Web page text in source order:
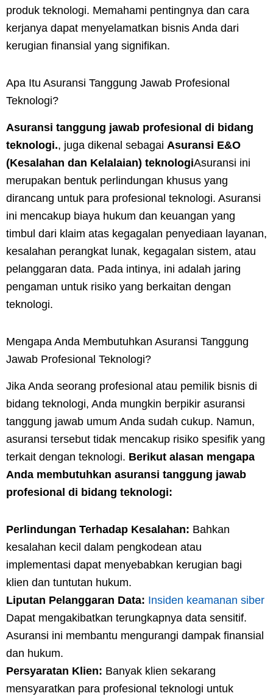
produk teknologi. Memahami pentingnya dan cara
kerjanya dapat menyelamatkan bisnis Anda dari
kerugian finansial yang signifikan.
Apa Itu Asuransi Tanggung Jawab Profesional
Teknologi?
Asuransi tanggung jawab profesional di bidang
teknologi., juga dikenal sebagai Asuransi E&O
(Kesalahan dan Kelalaian) teknologiAsuransi ini
merupakan bentuk perlindungan khusus yang
dirancang untuk para profesional teknologi. Asuransi
ini mencakup biaya hukum dan keuangan yang
timbul dari klaim atas kegagalan penyediaan layanan,
kesalahan perangkat lunak, kegagalan sistem, atau
pelanggaran data. Pada intinya, ini adalah jaring
pengaman untuk risiko yang berkaitan dengan
teknologi.
Mengapa Anda Membutuhkan Asuransi Tanggung
Jawab Profesional Teknologi?
Jika Anda seorang profesional atau pemilik bisnis di
bidang teknologi, Anda mungkin berpikir asuransi
tanggung jawab umum Anda sudah cukup. Namun,
asuransi tersebut tidak mencakup risiko spesifik yang
terkait dengan teknologi. Berikut alasan mengapa
Anda membutuhkan asuransi tanggung jawab
profesional di bidang teknologi:
Perlindungan Terhadap Kesalahan: Bahkan
kesalahan kecil dalam pengkodean atau
implementasi dapat menyebabkan kerugian bagi
klien dan tuntutan hukum.
Liputan Pelanggaran Data: Insiden keamanan siber
Dapat mengakibatkan terungkapnya data sensitif.
Asuransi ini membantu mengurangi dampak finansial
dan hukum.
Persyaratan Klien: Banyak klien sekarang
mensyaratkan para profesional teknologi untuk